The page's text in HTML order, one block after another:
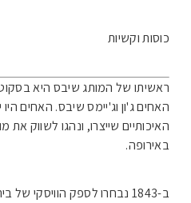
כוסות וקשיות
האחים ג'ון וג'יימס שיבס. האחים היו
האיכותיים שייצרו, ונהגו לשווק
באירופה.
ב-1843 נבחרו לספק הוויסקי